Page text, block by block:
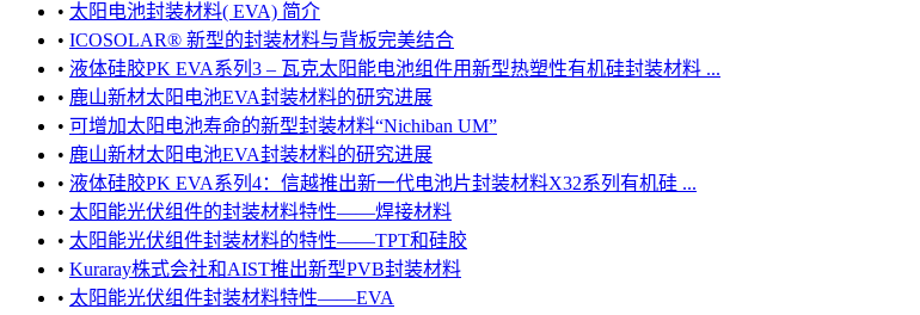
• 太阳电池封装材料( EVA) 简介
• ICOSOLAR® 新型的封装材料与背板完美结合
• 液体硅胶PK EVA系列3 – 瓦克太阳能电池组件用新型热塑性有机硅封装材料 ...
• 鹿山新材太阳电池EVA封装材料的研究进展
• 可增加太阳电池寿命的新型封装材料“Nichiban UM”
• 鹿山新材太阳电池EVA封装材料的研究进展
• 液体硅胶PK EVA系列4：信越推出新一代电池片封装材料X32系列有机硅 ...
• 太阳能光伏组件的封装材料特性——焊接材料
• 太阳能光伏组件封装材料的特性——TPT和硅胶
• Kuraray株式会社和AIST推出新型PVB封装材料
• 太阳能光伏组件封装材料特性——EVA